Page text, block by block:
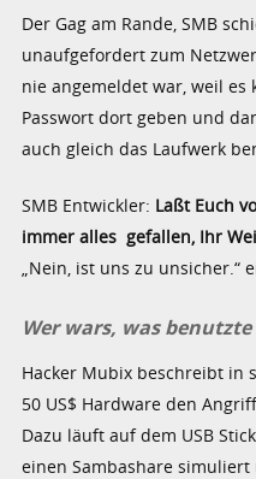
Der Gag am Rande, SMB
unaufgefordert zum
nie angemeldet war, weil
Passwort dort geben und
auch gleich das Laufwerk
SMB Entwickler: Laßt Euch
immer alles gefallen, Ihr
„Nein, ist uns zu unsicher.“
Wer wars, was benutzte
Hacker Mubix beschreibt in
50 US$ Hardware den
Dazu läuft auf dem USB
einen Sambashare